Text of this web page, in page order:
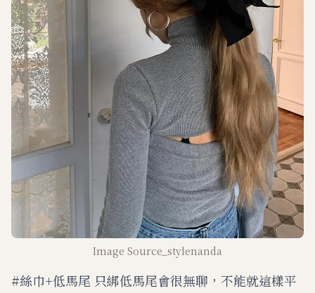
Image Source_stylenanda
#絲巾+低馬尾 只綁低馬尾會很無聊，不能就這樣平